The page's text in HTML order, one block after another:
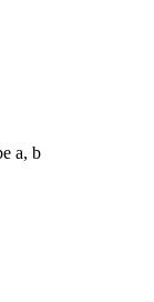
a, b